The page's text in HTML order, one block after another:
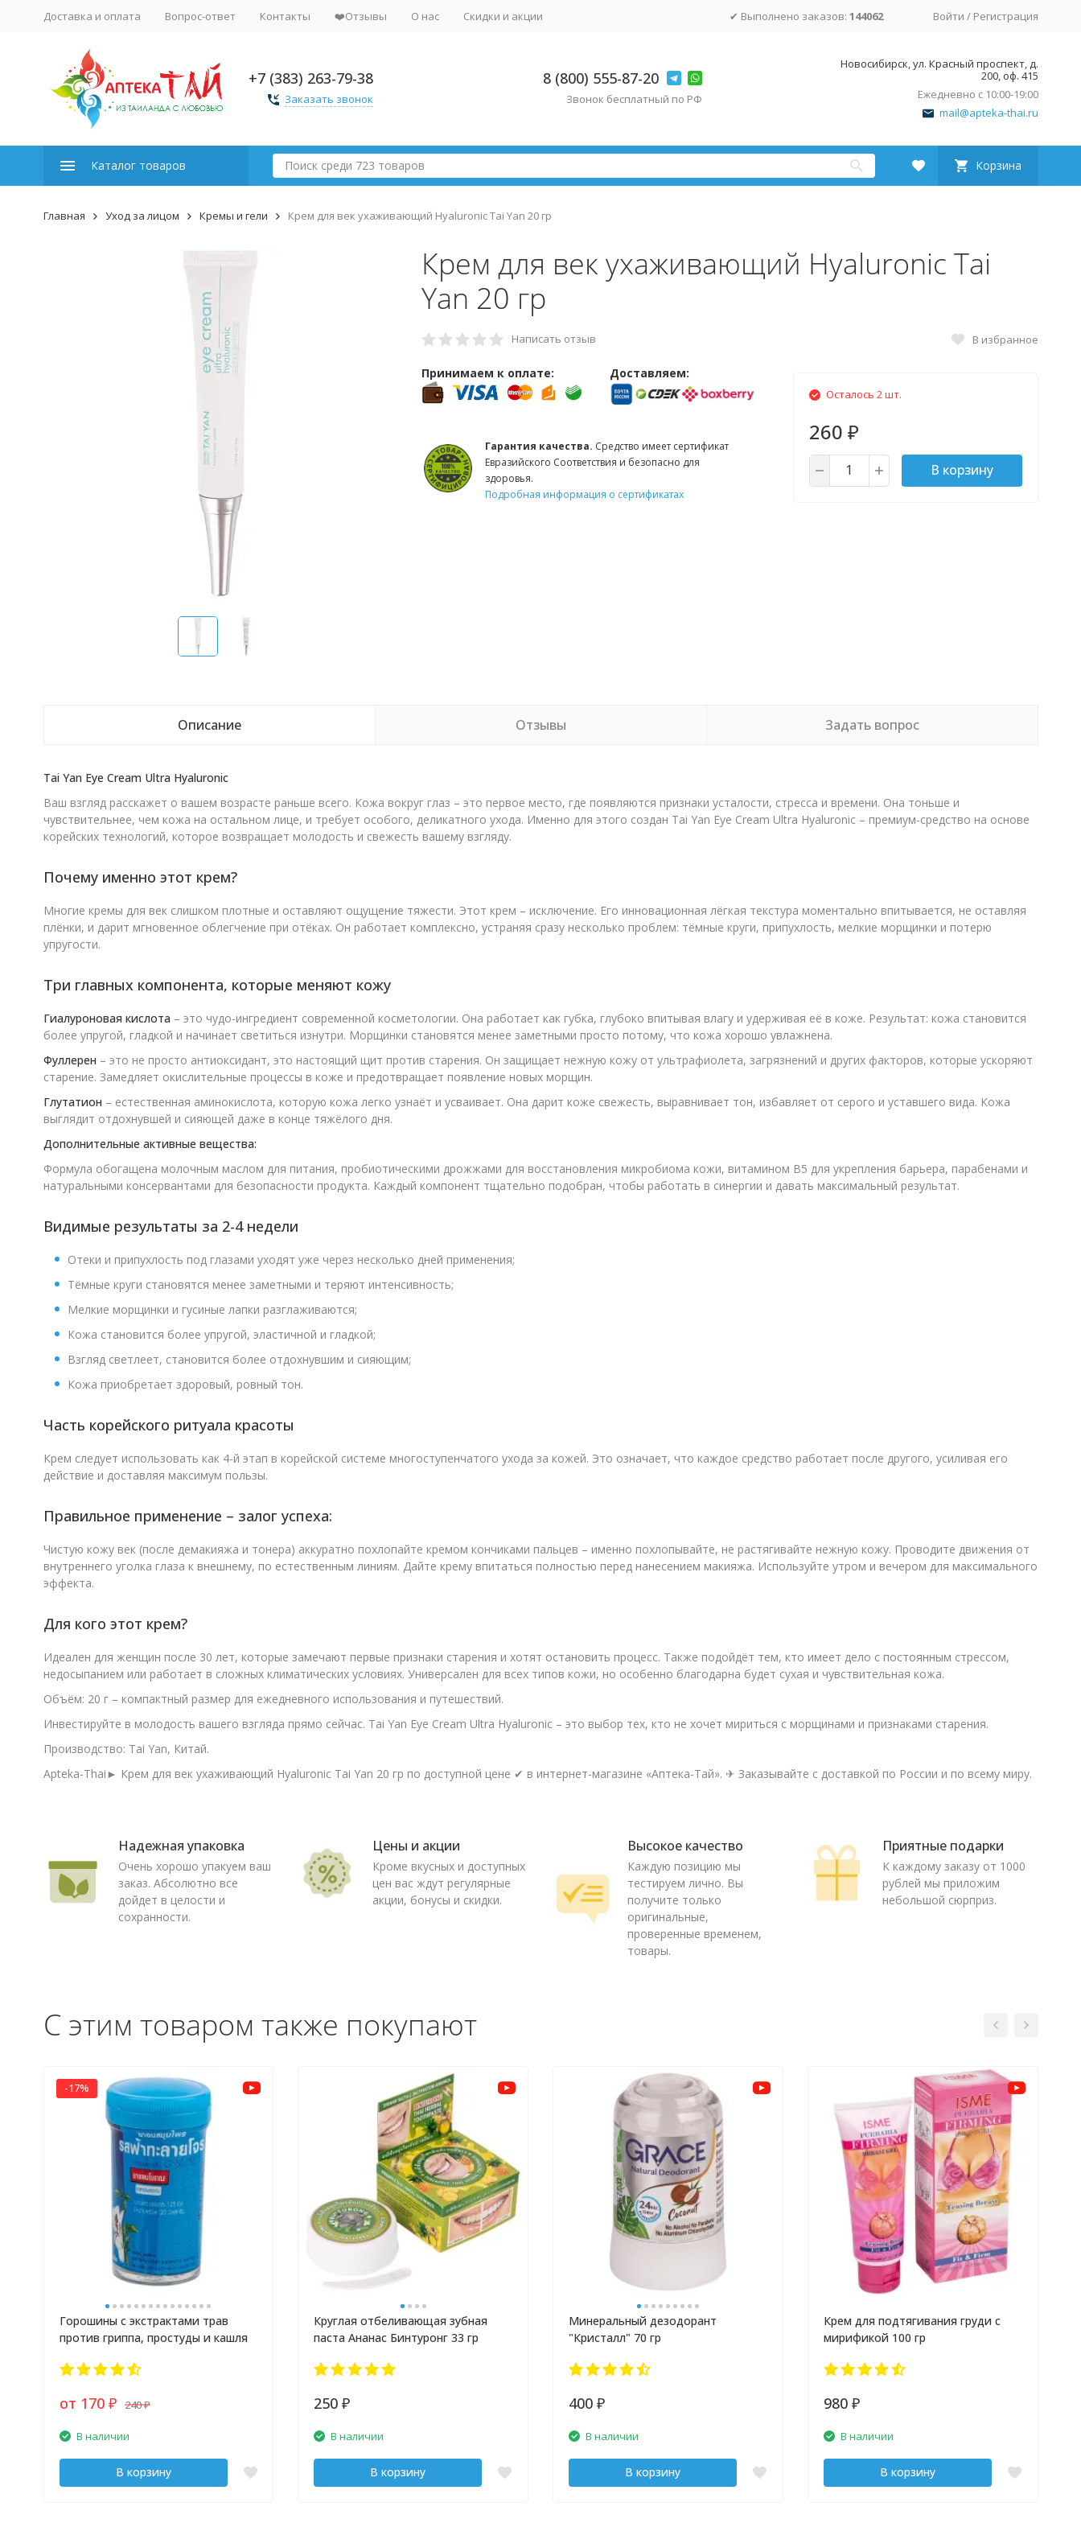
Доставка и оплата Вопрос-ответ Контакты ❤️Отзывы О нас Скидки и акции ✔ Выполнено заказов: 144062 Войти / Регистрация
+7 (383) 263-79-38
Заказать звонок
8 (800) 555-87-20
Звонок бесплатный по РФ
Новосибирск, ул. Красный проспект, д.
200, оф. 415
Ежедневно с 10:00-19:00
mail@apteka-thai.ru
Каталог товаров Корзина
Главная Уход за лицом Кремы и гели Крем для век ухаживающий Hyaluronic Tai Yan 20 гр
Крем для век ухаживающий Hyaluronic Tai
Yan 20 гр
Написать отзыв В избранное
Принимаем к оплате: Доставляем:
Гарантия качества. Средство имеет сертификат
Евразийского Соответствия и безопасно для
здоровья.
Подробная информация о сертификатах
Осталось 2 шт.
260 ₽
В корзину
Описание Отзывы Задать вопрос
Tai Yan Eye Cream Ultra Hyaluronic
Ваш взгляд расскажет о вашем возрасте раньше всего. Кожа вокруг глаз – это первое место, где появляются признаки усталости, стресса и времени. Она тоньше и
чувствительнее, чем кожа на остальном лице, и требует особого, деликатного ухода. Именно для этого создан Tai Yan Eye Cream Ultra Hyaluronic – премиум-средство на основе
корейских технологий, которое возвращает молодость и свежесть вашему взгляду.
Почему именно этот крем?
Многие кремы для век слишком плотные и оставляют ощущение тяжести. Этот крем – исключение. Его инновационная лёгкая текстура моментально впитывается, не оставляя
плёнки, и дарит мгновенное облегчение при отёках. Он работает комплексно, устраняя сразу несколько проблем: тёмные круги, припухлость, мелкие морщинки и потерю
упругости.
Три главных компонента, которые меняют кожу
Гиалуроновая кислота – это чудо-ингредиент современной косметологии. Она работает как губка, глубоко впитывая влагу и удерживая её в коже. Результат: кожа становится
более упругой, гладкой и начинает светиться изнутри. Морщинки становятся менее заметными просто потому, что кожа хорошо увлажнена.
Фуллерен – это не просто антиоксидант, это настоящий щит против старения. Он защищает нежную кожу от ультрафиолета, загрязнений и других факторов, которые ускоряют
старение. Замедляет окислительные процессы в коже и предотвращает появление новых морщин.
Глутатион – естественная аминокислота, которую кожа легко узнаёт и усваивает. Она дарит коже свежесть, выравнивает тон, избавляет от серого и уставшего вида. Кожа
выглядит отдохнувшей и сияющей даже в конце тяжёлого дня.
Дополнительные активные вещества:
Формула обогащена молочным маслом для питания, пробиотическими дрожжами для восстановления микробиома кожи, витамином B5 для укрепления барьера, парабенами и
натуральными консервантами для безопасности продукта. Каждый компонент тщательно подобран, чтобы работать в синергии и давать максимальный результат.
Видимые результаты за 2-4 недели
Отеки и припухлость под глазами уходят уже через несколько дней применения;
Тёмные круги становятся менее заметными и теряют интенсивность;
Мелкие морщинки и гусиные лапки разглаживаются;
Кожа становится более упругой, эластичной и гладкой;
Взгляд светлеет, становится более отдохнувшим и сияющим;
Кожа приобретает здоровый, ровный тон.
Часть корейского ритуала красоты
Крем следует использовать как 4-й этап в корейской системе многоступенчатого ухода за кожей. Это означает, что каждое средство работает после другого, усиливая его
действие и доставляя максимум пользы.
Правильное применение – залог успеха:
Чистую кожу век (после демакияжа и тонера) аккуратно похлопайте кремом кончиками пальцев – именно похлопывайте, не растягивайте нежную кожу. Проводите движения от
внутреннего уголка глаза к внешнему, по естественным линиям. Дайте крему впитаться полностью перед нанесением макияжа. Используйте утром и вечером для максимального
эффекта.
Для кого этот крем?
Идеален для женщин после 30 лет, которые замечают первые признаки старения и хотят остановить процесс. Также подойдёт тем, кто имеет дело с постоянным стрессом,
недосыпанием или работает в сложных климатических условиях. Универсален для всех типов кожи, но особенно благодарна будет сухая и чувствительная кожа.
Объём: 20 г – компактный размер для ежедневного использования и путешествий.
Инвестируйте в молодость вашего взгляда прямо сейчас. Tai Yan Eye Cream Ultra Hyaluronic – это выбор тех, кто не хочет мириться с морщинами и признаками старения.
Производство: Tai Yan, Китай.
Apteka-Thai► Крем для век ухаживающий Hyaluronic Tai Yan 20 гр по доступной цене ✔ в интернет-магазине «Аптека-Тай». ✈ Заказывайте с доставкой по России и по всему миру.
Надежная упаковка
Очень хорошо упакуем ваш
заказ. Абсолютно все
дойдет в целости и
сохранности.
Цены и акции
Кроме вкусных и доступных
цен вас ждут регулярные
акции, бонусы и скидки.
Высокое качество
Каждую позицию мы
тестируем лично. Вы
получите только
оригинальные,
проверенные временем,
товары.
Приятные подарки
К каждому заказу от 1000
рублей мы приложим
небольшой сюрприз.
С этим товаром также покупают
-17%
Горошины с экстрактами трав
против гриппа, простуды и кашля
от 170 ₽ 240₽
В наличии
В корзину
Круглая отбеливающая зубная
паста Ананас Бинтуронг 33 гр
250₽
В наличии
В корзину
Минеральный дезодорант
"Кристалл" 70 гр
400 ₽
В наличии
В корзину
Крем для подтягивания груди с
мирификой 100 гр
980 ₽
В наличии
В корзину